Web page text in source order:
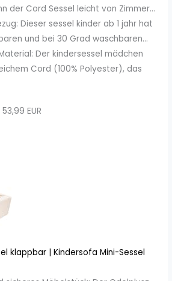
der Cord Sessel leicht von Zimmer...
Dieser sessel kinder ab 1 jahr hat
und bei 30 Grad waschbaren...
Der kindersessel mädchen
Cord (100% Polyester), das
53,99 EUR
klappbar | Kindersofa Mini-Sessel